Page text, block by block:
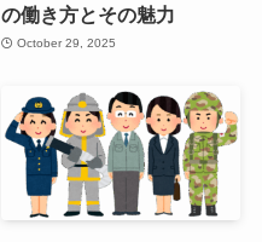
の働き方とその魅力
October 29, 2025